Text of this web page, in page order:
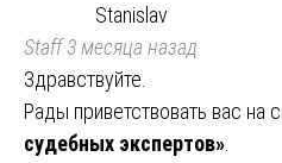
Stanislav
Staff3 месяца назад
Здравствуйте.
Рады приветствовать вас на
судебных экспертов»